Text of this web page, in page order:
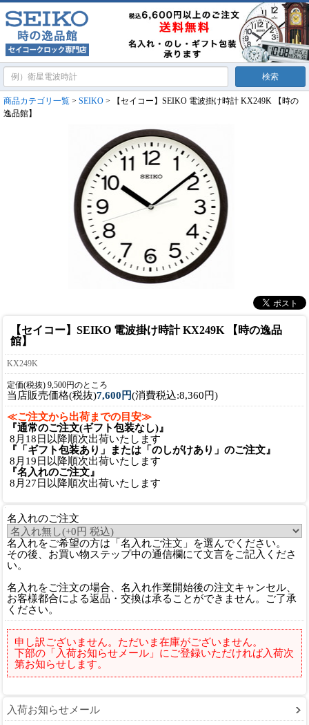
商品カテゴリ一覧 > SEIKO > 【セイコー】SEIKO 電波掛け時計 KX249K 【時の
逸品館】
【セイコー】SEIKO 電波掛け時計 KX249K 【時の逸品
館】
KX249K
定価(税抜) 9,500円のところ
当店販売価格(税抜)7,600円(消費税込:8,360円)
≪ご注文から出荷までの目安≫
『通常のご注文(ギフト包装なし)』
8月18日以降順次出荷いたします
『「ギフト包装あり」または「のしがけあり」のご注文』
8月19日以降順次出荷いたします
『名入れのご注文』
8月27日以降順次出荷いたします
名入れのご注文
名入れをご希望の方は「名入れご注文」を選んでください。
その後、お買い物ステップ中の通信欄にて文言をご記入くださ
い。
名入れをご注文の場合、名入れ作業開始後の注文キャンセル、
お客様都合による返品・交換は承ることができません。ご了承
ください。
申し訳ございません。ただいま在庫がございません。
下部の「入荷お知らせメール」にご登録いただければ入荷次
第お知らせします。
入荷お知らせメール